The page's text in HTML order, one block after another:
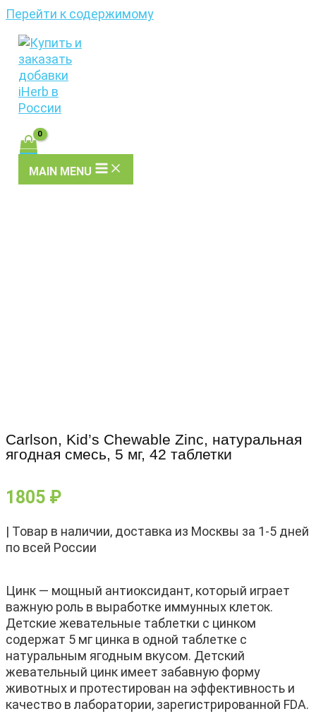
Перейти к содержимому
MAIN MENU
Carlson, Kid’s Chewable Zinc, натуральная
ягодная смесь, 5 мг, 42 таблетки
1805 ₽
| Товар в наличии, доставка из Москвы за 1-5 дней
по всей России
Цинк — мощный антиоксидант, который играет
важную роль в выработке иммунных клеток.
Детские жевательные таблетки с цинком
содержат 5 мг цинка в одной таблетке с
натуральным ягодным вкусом. Детский
жевательный цинк имеет забавную форму
животных и протестирован на эффективность и
качество в лаборатории, зарегистрированной FDA.